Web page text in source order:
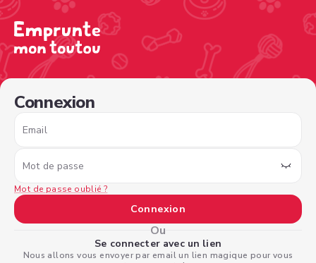
Connexion
Email
Mot de passe
Mot de passe oublié ?
Connexion
Ou
Se connecter avec un lien
Nous allons vous envoyer par email un lien magique pour vous
/sign-in?nextPage=%2Fview-profile%2F42fe4c4a-34cb-